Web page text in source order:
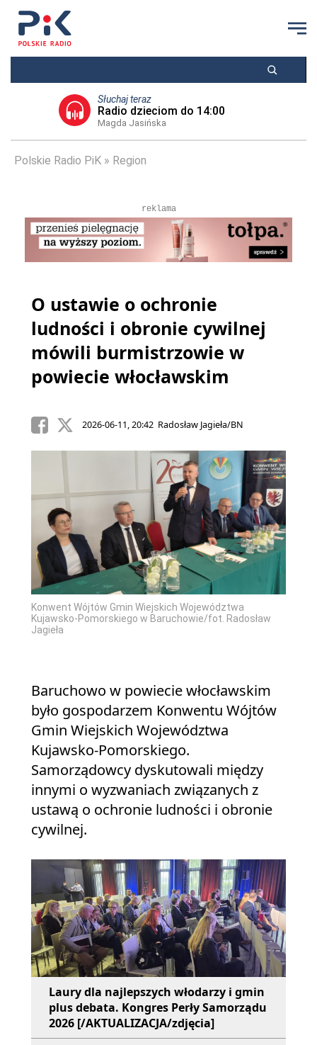
Słuchaj teraz
Radio dzieciom do 14:00
Magda Jasińska
Polskie Radio PiK Region
reklama
O ustawie o ochronie
ludności i obronie cywilnej
mówili burmistrzowie w
powiecie włocławskim
2026-06-11, 20:42 Radosław Jagieła/BN
Konwent Wójtów Gmin Wiejskich Województwa
Kujawsko-Pomorskiego w Baruchowie/fot. Radosław
Jagieła
Baruchowo w powiecie włocławskim
było gospodarzem Konwentu Wójtów
Gmin Wiejskich Województwa
Kujawsko-Pomorskiego.
Samorządowcy dyskutowali między
innymi o wyzwaniach związanych z
ustawą o ochronie ludności i obronie
cywilnej.
Laury dla najlepszych włodarzy i gmin
plus debata. Kongres Perły Samorządu
2026 [/AKTUALIZACJA/zdjęcia]